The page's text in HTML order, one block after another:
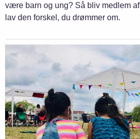
være barn og ung? Så bliv medlem
lav den forskel, du drømmer om.